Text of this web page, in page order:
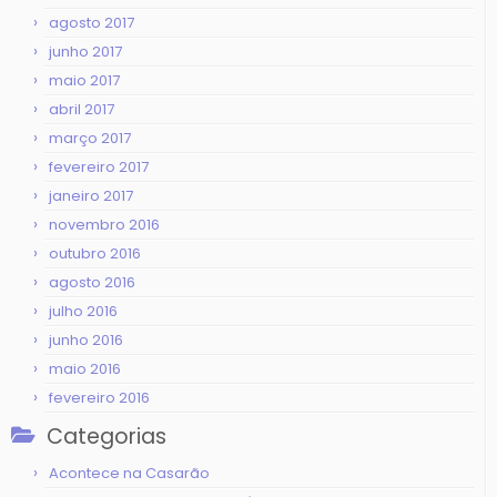
agosto 2017
junho 2017
maio 2017
abril 2017
março 2017
fevereiro 2017
janeiro 2017
novembro 2016
outubro 2016
agosto 2016
julho 2016
junho 2016
maio 2016
fevereiro 2016
Categorias
Acontece na Casarão